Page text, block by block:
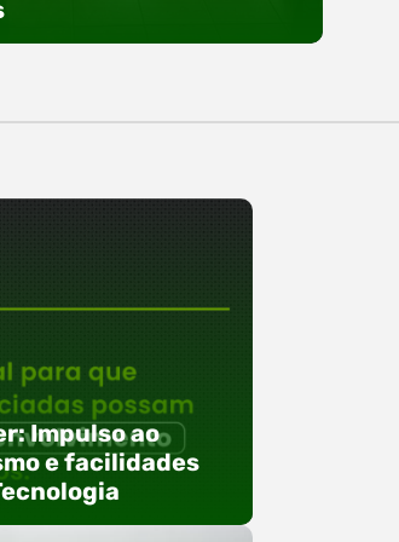
Impulso ao
e facilidades